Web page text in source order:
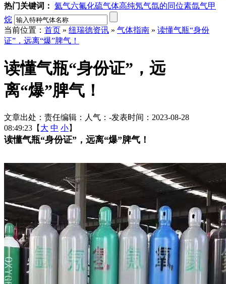
热门关键词： 氦气六氟化硫气体高纯氖气氙的同位素氙气甲
烷
当前位置： 首页 » 纽瑞德资讯 » 气体指南 » 读懂气瓶“身份
证”，远离“爆”脾气！
读懂气瓶“身份证”，远
离“爆”脾气！
文章出处： 责任编辑： 人气： -发表时间：2023-08-28
08:49:23【 大 中 小】
读懂气瓶“身份证”，远离“爆”脾气！